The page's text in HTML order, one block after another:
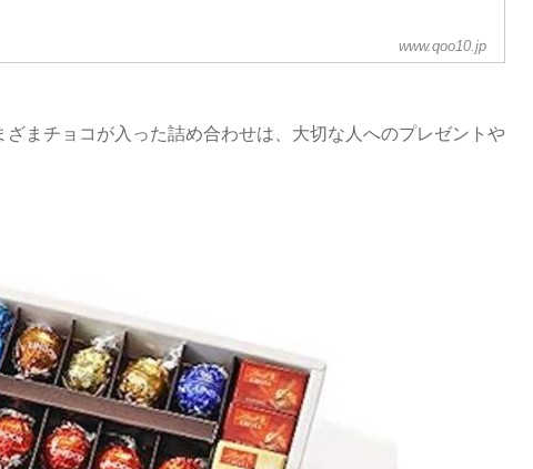
www.qoo10.jp
まチョコが入った詰め合わせは、大切な人へのプレゼントや